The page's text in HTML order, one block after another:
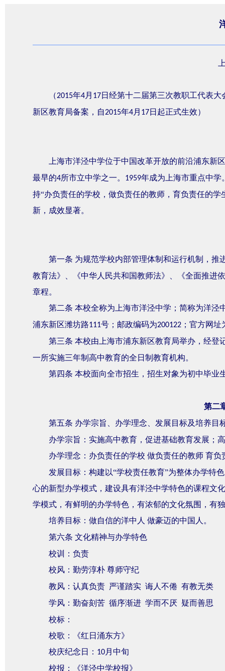
（2015年4月 17日经第十二届第三次教职工代表大
新区教育局备案，自2015年4月 17日起正式生效）
上海市洋泾中学位于中国改革开放的前沿浦东新
最早的4所市立中学之一。 1959年成为上海市重点中学
持“办负责任的学校，做负责任的教师，育负责任的
新，成效显著。
第一条 为规范学校内部管理体制和运行机制，推
教育法》、《中华人民共和国教师法》、《全面推进
章程。
第二条 本校全称为上海市洋泾中学；简称为洋泾
浦东新区潍坊路111号；邮政编码为200122 ；官方网址
第三条 本校由上海市浦东新区教育局举办，经登
一所实施三年制高中教育的全日制教育机构。
第四条 本校面向全市招生，招生对象为初中毕业
第二
第五条 办学宗旨、办学理念、发展目标及培养目
办学宗旨：实施高中教育，促进基础教育发展；
办学理念：办负责任的学校 做负责任的教师 育负
发展目标：构建以“学校责任教育”为整体办学特
心的新型办学模式，建设具有洋泾中学特色的课程文
学模式，有鲜明的办学特色，有浓郁的文化氛围，有
培养目标：做自信的洋中人 做豪迈的中国人。
第六条 文化精神与办学特色
校训：负责
校风：勤劳淳朴 尊师守纪
教风：认真负责 严谨踏实 诲人不倦 有教无类
学风：勤奋刻苦 循序渐进 学而不厌 疑而善思
校标：
校歌：《红日涌东方》
校庆纪念日： 10月中旬
校报：《洋泾中学校报》